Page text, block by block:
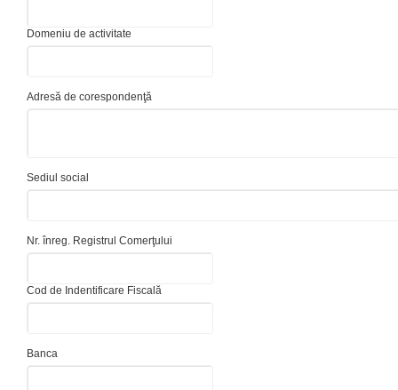
Domeniu de activitate
Adresă de corespondenţă
Sediul social
Nr. înreg. Registrul Comerţului
Cod de Indentificare Fiscală
Banca